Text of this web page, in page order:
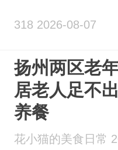
318 2026-08-07
扬州两区老
居老人足不
养餐
花小猫的美食日常